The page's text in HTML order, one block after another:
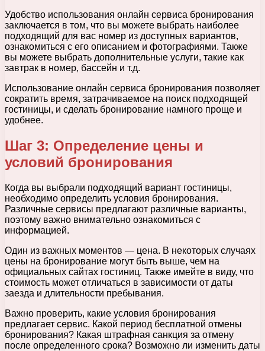
Удобство использования онлайн сервиса бронирования
заключается в том, что вы можете выбрать наиболее
подходящий для вас номер из доступных вариантов,
ознакомиться с его описанием и фотографиями. Также
вы можете выбрать дополнительные услуги, такие как
завтрак в номер, бассейн и т.д.
Использование онлайн сервиса бронирования позволяет
сократить время, затрачиваемое на поиск подходящей
гостиницы, и сделать бронирование намного проще и
удобнее.
Шаг 3: Определение цены и
условий бронирования
Когда вы выбрали подходящий вариант гостиницы,
необходимо определить условия бронирования.
Различные сервисы предлагают различные варианты,
поэтому важно внимательно ознакомиться с
информацией.
Один из важных моментов — цена. В некоторых случаях
цены на бронирование могут быть выше, чем на
официальных сайтах гостиниц. Также имейте в виду, что
стоимость может отличаться в зависимости от даты
заезда и длительности пребывания.
Важно проверить, какие условия бронирования
предлагает сервис. Какой период бесплатной отмены
бронирования? Какая штрафная санкция за отмену
после определенного срока? Возможно ли изменить даты